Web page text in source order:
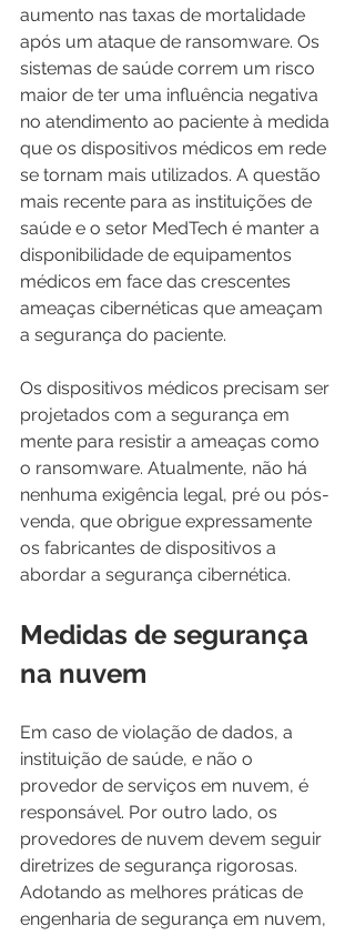
aumento nas taxas de mortalidade
após um ataque de ransomware. Os
sistemas de saúde correm um risco
maior de ter uma influência negativa
no atendimento ao paciente à medida
que os dispositivos médicos em rede
se tornam mais utilizados. A questão
mais recente para as instituições de
saúde e o setor MedTech é manter a
disponibilidade de equipamentos
médicos em face das crescentes
ameaças cibernéticas que ameaçam
a segurança do paciente.
Os dispositivos médicos precisam ser
projetados com a segurança em
mente para resistir a ameaças como
o ransomware. Atualmente, não há
nenhuma exigência legal, pré ou pós-
venda, que obrigue expressamente
os fabricantes de dispositivos a
abordar a segurança cibernética.
Medidas de segurança
na nuvem
Em caso de violação de dados, a
instituição de saúde, e não o
provedor de serviços em nuvem, é
responsável. Por outro lado, os
provedores de nuvem devem seguir
diretrizes de segurança rigorosas.
Adotando as melhores práticas de
engenharia de segurança em nuvem,